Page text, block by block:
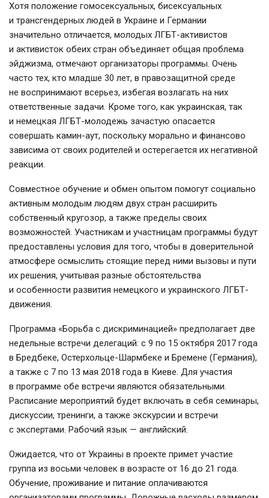
Хотя положение гомосексуальных, бисексуальных
и трансгендерных людей в Украине и Германии
значительно отличается, молодых ЛГБТ-активистов
и активисток обеих стран объединяет общая проблема
эйджизма, отмечают организаторы программы. Очень
часто тех, кто младше 30 лет, в правозащитной среде
не воспринимают всерьез, избегая возлагать на них
ответственные задачи. Кроме того, как украинская, так
и немецкая ЛГБТ-молодежь зачастую опасается
совершать камин-аут, поскольку морально и финансово
зависима от своих родителей и остерегается их негативной
реакции.
Совместное обучение и обмен опытом помогут социально
активным молодым людям двух стран расширить
собственный кругозор, а также пределы своих
возможностей. Участникам и участницам программы будут
предоставлены условия для того, чтобы в доверительной
атмосфере осмыслить стоящие перед ними вызовы и пути
их решения, учитывая разные обстоятельства
и особенности развития немецкого и украинского ЛГБТ-
движения.
Программа «Борьба с дискриминацией» предполагает две
недельные встречи делегаций: с 9 по 15 октября 2017 года
в Бредбеке, Остерхольце-Шармбеке и Бремене (Германия),
а также с 7 по 13 мая 2018 года в Киеве. Для участия
в программе обе встречи являются обязательными.
Расписание мероприятий будет включать в себя семинары,
дискуссии, тренинги, а также экскурсии и встречи
с экспертами. Рабочий язык — английский.
Ожидается, что от Украины в проекте примет участие
группа из восьми человек в возрасте от 16 до 21 года.
Обучение, проживание и питание оплачиваются